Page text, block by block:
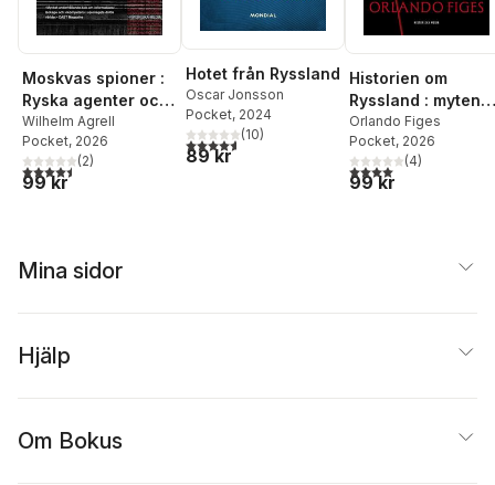
Moskvas spioner :
Ryska agenter och
svenska förrädare
Wilhelm Agrell
Pocket, 2026
4,5utav 5 stjärnor. Totalt antal röster:
(2)
99 kr
Hotet från Ryssland
Oscar Jonsson
Pocket, 2024
4,6utav 5 stjärnor. Totalt antal röster:
(10)
89 kr
Historien om
Ryssland : myten
som maktens
redskap
Orlando Figes
Pocket, 2026
4,0utav 5 stjärnor.
(4)
99 kr
Mina sidor
Hjälp
Om Bokus